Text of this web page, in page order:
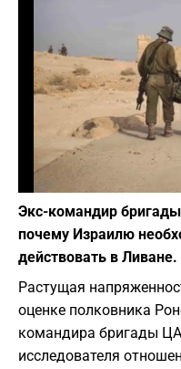
Экс-командир
почему Израилю
действовать в Ливане.
Растущая
оценке полковника
командира бригады
исследователя